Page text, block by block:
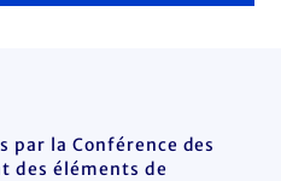
par la Conférence des
des éléments de